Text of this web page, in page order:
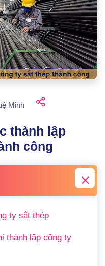
Minh
thành lập
công
ty sắt thép
thành lập công ty